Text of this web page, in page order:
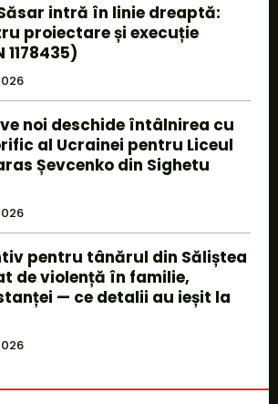
intră în linie dreaptă:
proiectare și execuție
noi deschide întâlnirea cu
al Ucrainei pentru Liceul
Șevcenko din Sighetu
pentru tânărul din Săliștea
de violență în familie,
— ce detalii au ieșit la